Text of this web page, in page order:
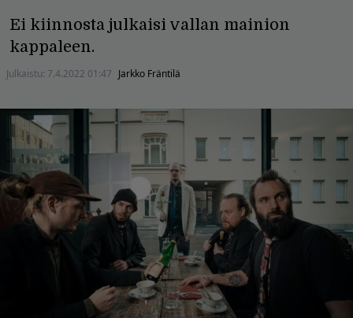
Ei kiinnosta julkaisi vallan mainion
kappaleen.
Julkaistu: 7.4.2022 01:47 Jarkko Fräntilä